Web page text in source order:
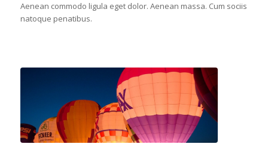
Aenean commodo ligula eget dolor. Aenean massa. Cum sociis
natoque penatibus.